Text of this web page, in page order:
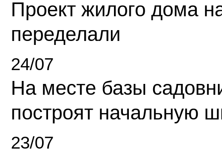
Проект жилого дома
переделали
24/07
На месте базы
построят начальную
23/07